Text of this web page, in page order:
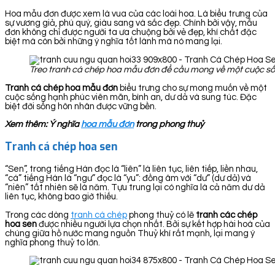
Hoa mẫu đơn được xem là vua của các loài hoa. Là biểu trưng của
sự vương giả, phú quý, giàu sang và sắc đẹp. Chính bởi vậy, mẫu
đơn không chỉ được người ta ưa chuộng bởi vẻ đẹp, khí chất đặc
biệt mà còn bởi những ý nghĩa tốt lành mà nó mang lại.
Treo tranh cá chép hoa mẫu đơn để cầu mong về một cuộc
Tranh cá chép hoa mẫu đơn biểu trưng cho sự mong muốn về một
cuộc sống hạnh phúc viên mãn, bình an, dư dả và sung túc. Đặc
biệt đời sống hôn nhân được vững bền.
Xem thêm: Ý nghĩahoa mẫu đơntrong phong thuỷ
Tranh cá chép hoa sen
“Sen”, trong tiếng Hán đọc là “liên” là liên tục, liên tiếp, liền nhau,
“cá” tiếng Hán là “ngư” đọc là “yu”: đồng âm với “dư” (dư dả) và
“niên” tất nhiên sẽ là năm. Tựu trung lại có nghĩa là cả năm dư dả
liên tục, không bao giờ thiếu.
Trong các dòng tranh cá chép phong thuỷ có lẽ tranh các chép
hoa sen được nhiều người lựa chọn nhất. Bởi sự kết hợp hài hoà của
chúng giữa hồ nước mang nguồn Thuỷ khí rất mạnh, lại mang ý
nghĩa phong thuỷ to lớn.